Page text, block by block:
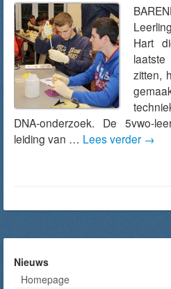
Hart
zitten,
DNA-onderzoek. De 5vwo-
leiding van … Lees verder →
Nieuws
Homepage